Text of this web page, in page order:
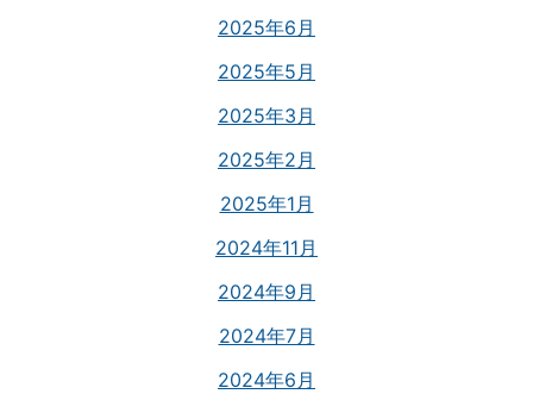
2025年6月
2025年5月
2025年3月
2025年2月
2025年1月
2024年11月
2024年9月
2024年7月
2024年6月